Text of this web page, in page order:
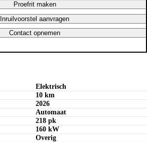
Proefrit maken
Inruilvoorstel aanvragen
Contact opnemen
Elektrisch
10 km
2026
Automaat
218 pk
160 kW
Overig